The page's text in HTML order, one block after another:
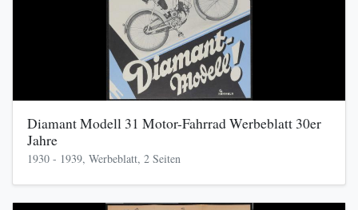
Diamant Modell 31 Motor-Fahrrad Werbeblatt 30er
Jahre
1930 - 1939, Werbeblatt, 2 Seiten